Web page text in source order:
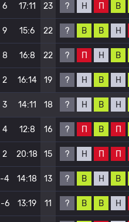
6 17:11 23 ? Н П В
9 15:6 22 ? В В Н
8 16:8 22 ? П Н В
2 16:14 19 ? Н В Н
3 14:11 18 ? Н В Н
4 12:8 16 ? П В П
2 20:18 15 ? Н П П
-4 14:18 13 ? В Н В
-6 13:19 11 ? В В Н